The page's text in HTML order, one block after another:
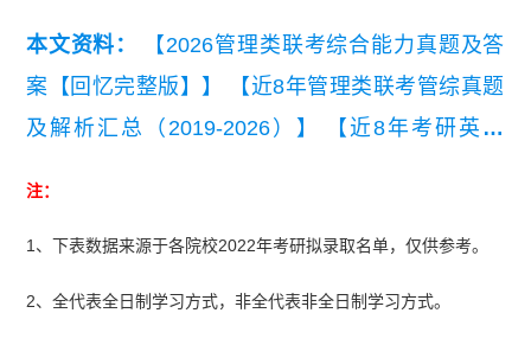
本文资料：
【2026管理类联考综合能力真题及答
案【回忆完整版】】
【近8年管理类联考管综真题
及解析汇总（2019-2026）】
【近8年考研英语
注：
1、下表数据来源于各院校2022年考研拟录取名单，仅供参考。
2、全代表全日制学习方式，非全代表非全日制学习方式。